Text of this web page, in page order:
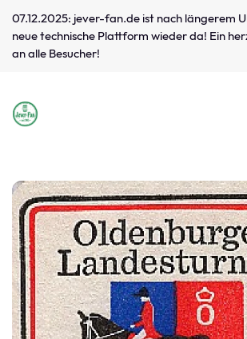
07.12.2025: jever-fan.de ist nach längerem
neue technische Plattform wieder da! Ein
an alle Besucher!